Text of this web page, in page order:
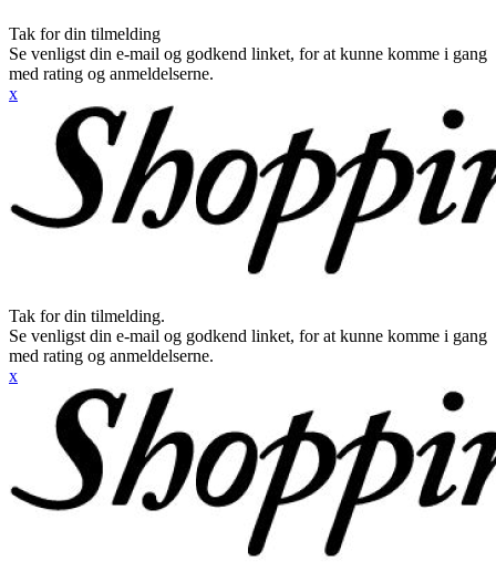
Tak for din tilmelding
Se venligst din e-mail og godkend linket, for at kunne komme i gang
med rating og anmeldelserne.
x
Tak for din tilmelding.
Se venligst din e-mail og godkend linket, for at kunne komme i gang
med rating og anmeldelserne.
x